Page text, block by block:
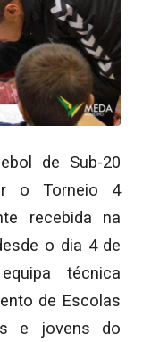
de Sub-20
o Torneio 4
recebida na
o dia 4 de
técnica
de Escolas
e jovens do